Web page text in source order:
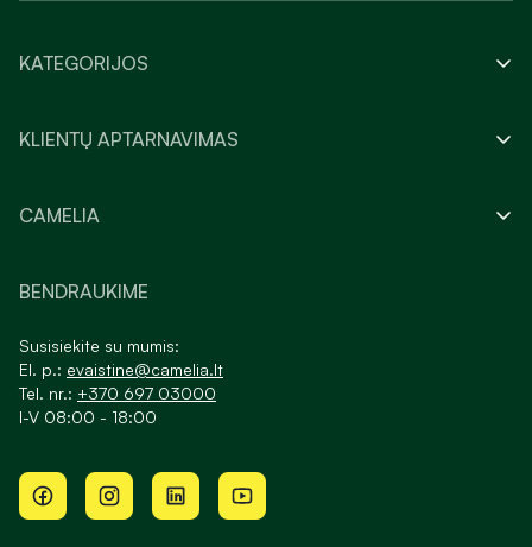
KATEGORIJOS
KLIENTŲ APTARNAVIMAS
CAMELIA
BENDRAUKIME
Susisiekite su mumis:
El. p.: evaistine@camelia.lt
Tel. nr.: +370 697 03000
I-V 08:00 - 18:00